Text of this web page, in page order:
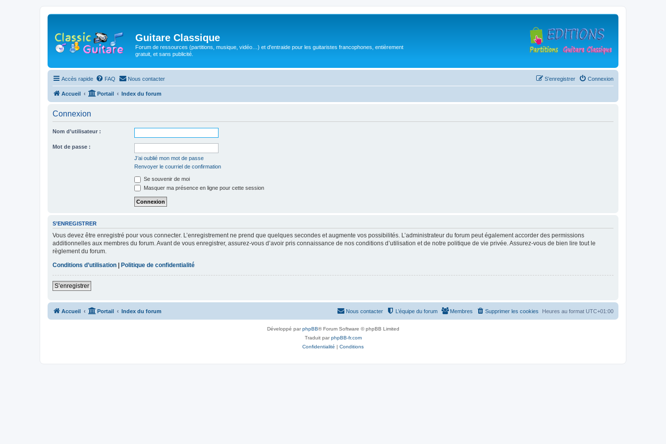
Guitare Classique
Forum de ressources (partitions, musique, vidéo…) et d'entraide pour les guitaristes francophones, entièrement
gratuit, et sans publicité.
Accès rapide FAQ Nous contacter Connexion
S’enregistrer
Accueil Portail Index du forum
Connexion
Nom d’utilisateur :
Mot de passe :
J’ai oublié mon mot de passe
Renvoyer le courriel de confirmation
Se souvenir de moi
Masquer ma présence en ligne pour cette session
S’ENREGISTRER
Vous devez être enregistré pour vous connecter. L’enregistrement ne prend que quelques secondes et augmente vos possibilités. L’administrateur du forum peut également accorder des permissions
additionnelles aux membres du forum. Avant de vous enregistrer, assurez-vous d’avoir pris connaissance de nos conditions d’utilisation et de notre politique de vie privée. Assurez-vous de bien lire tout le
règlement du forum.
Conditions d’utilisation | Politique de confidentialité
S’enregistrer
Accueil Portail Index du forum Heures au format UTC+01:00
Supprimer les cookies
Membres
L’équipe du forum
Nous contacter
Développé parphpBB® Forum Software © phpBB Limited
Traduit parphpBB-fr.com
Confidentialité | Conditions